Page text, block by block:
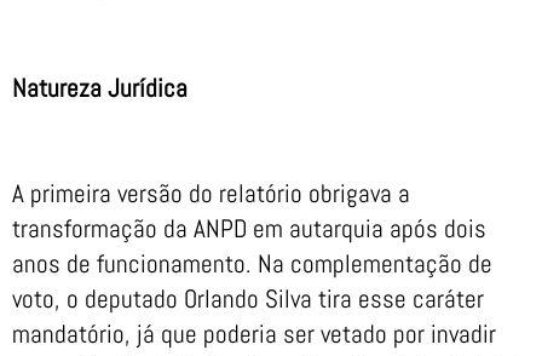
Natureza Jurídica
A primeira versão do relatório obrigava a
transformação da ANPD em autarquia após dois
anos de funcionamento. Na complementação de
voto, o deputado Orlando Silva tira esse caráter
mandatório, já que poderia ser vetado por invadir